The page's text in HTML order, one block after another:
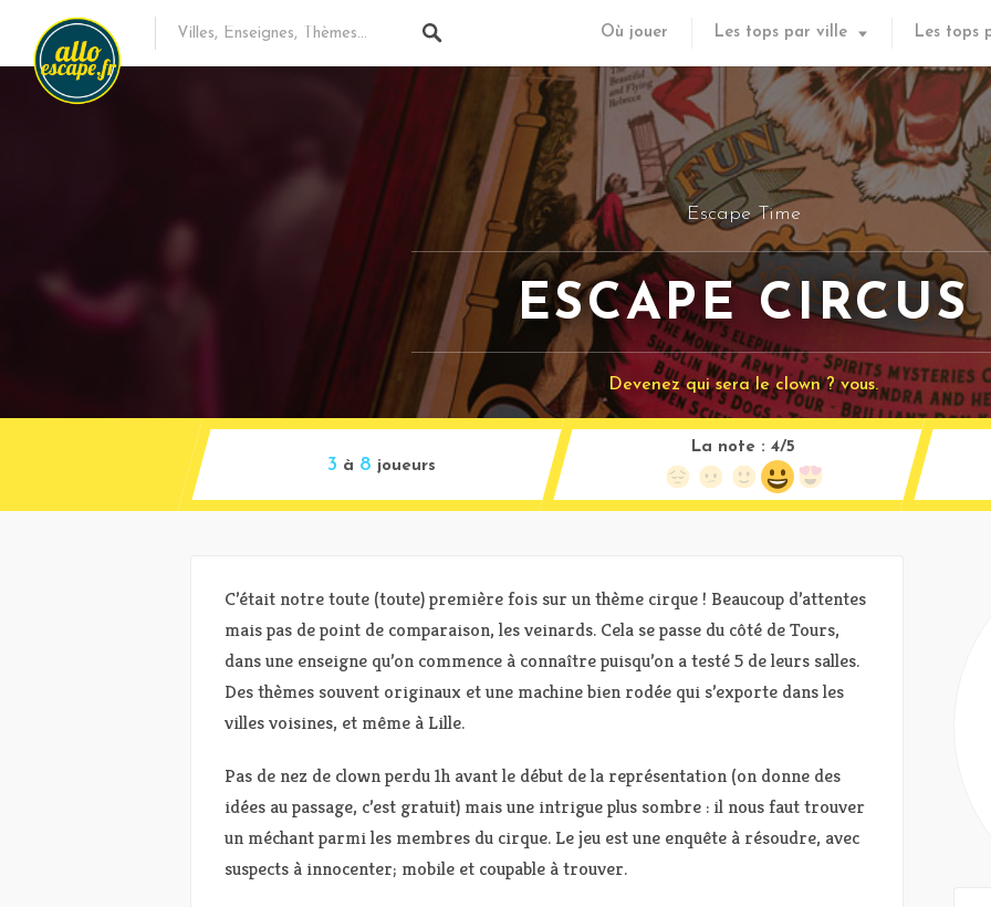
Où jouer Les tops par ville Les tops
Escape Time
ESCAPE CIRCUS
Devenez qui sera le clown ? vous.
3 à 8 joueurs
La note : 4/5
C’était notre toute (toute) première fois sur un thème cirque ! Beaucoup d’attentes
mais pas de point de comparaison, les veinards. Cela se passe du côté de Tours,
dans une enseigne qu’on commence à connaître puisqu’on a testé 5 de leurs salles.
Des thèmes souvent originaux et une machine bien rodée qui s’exporte dans les
villes voisines, et même à Lille.
Pas de nez de clown perdu 1h avant le début de la représentation (on donne des
idées au passage, c’est gratuit) mais une intrigue plus sombre : il nous faut trouver
un méchant parmi les membres du cirque. Le jeu est une enquête à résoudre, avec
suspects à innocenter; mobile et coupable à trouver.